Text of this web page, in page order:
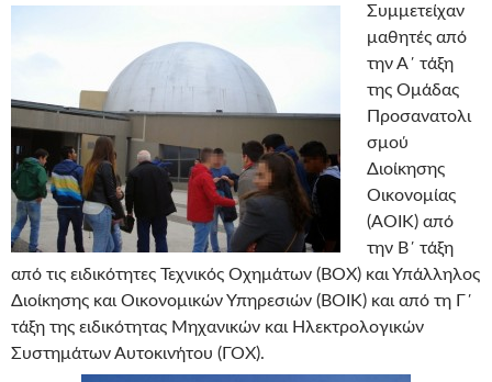
Συμμετείχαν
μαθητές από
την Α΄ τάξη
της Ομάδας
Προσανατολι
σμού
Διοίκησης
Οικονομίας
(ΑΟΙΚ) από
την Β΄ τάξη
από τις ειδικότητες Τεχνικός Οχημάτων (ΒΟΧ) και Υπάλληλος
Διοίκησης και Οικονομικών Υπηρεσιών (ΒΟΙΚ) και από τη Γ΄
τάξη της ειδικότητας Μηχανικών και Ηλεκτρολογικών
Συστημάτων Αυτοκινήτου (ΓΟΧ).